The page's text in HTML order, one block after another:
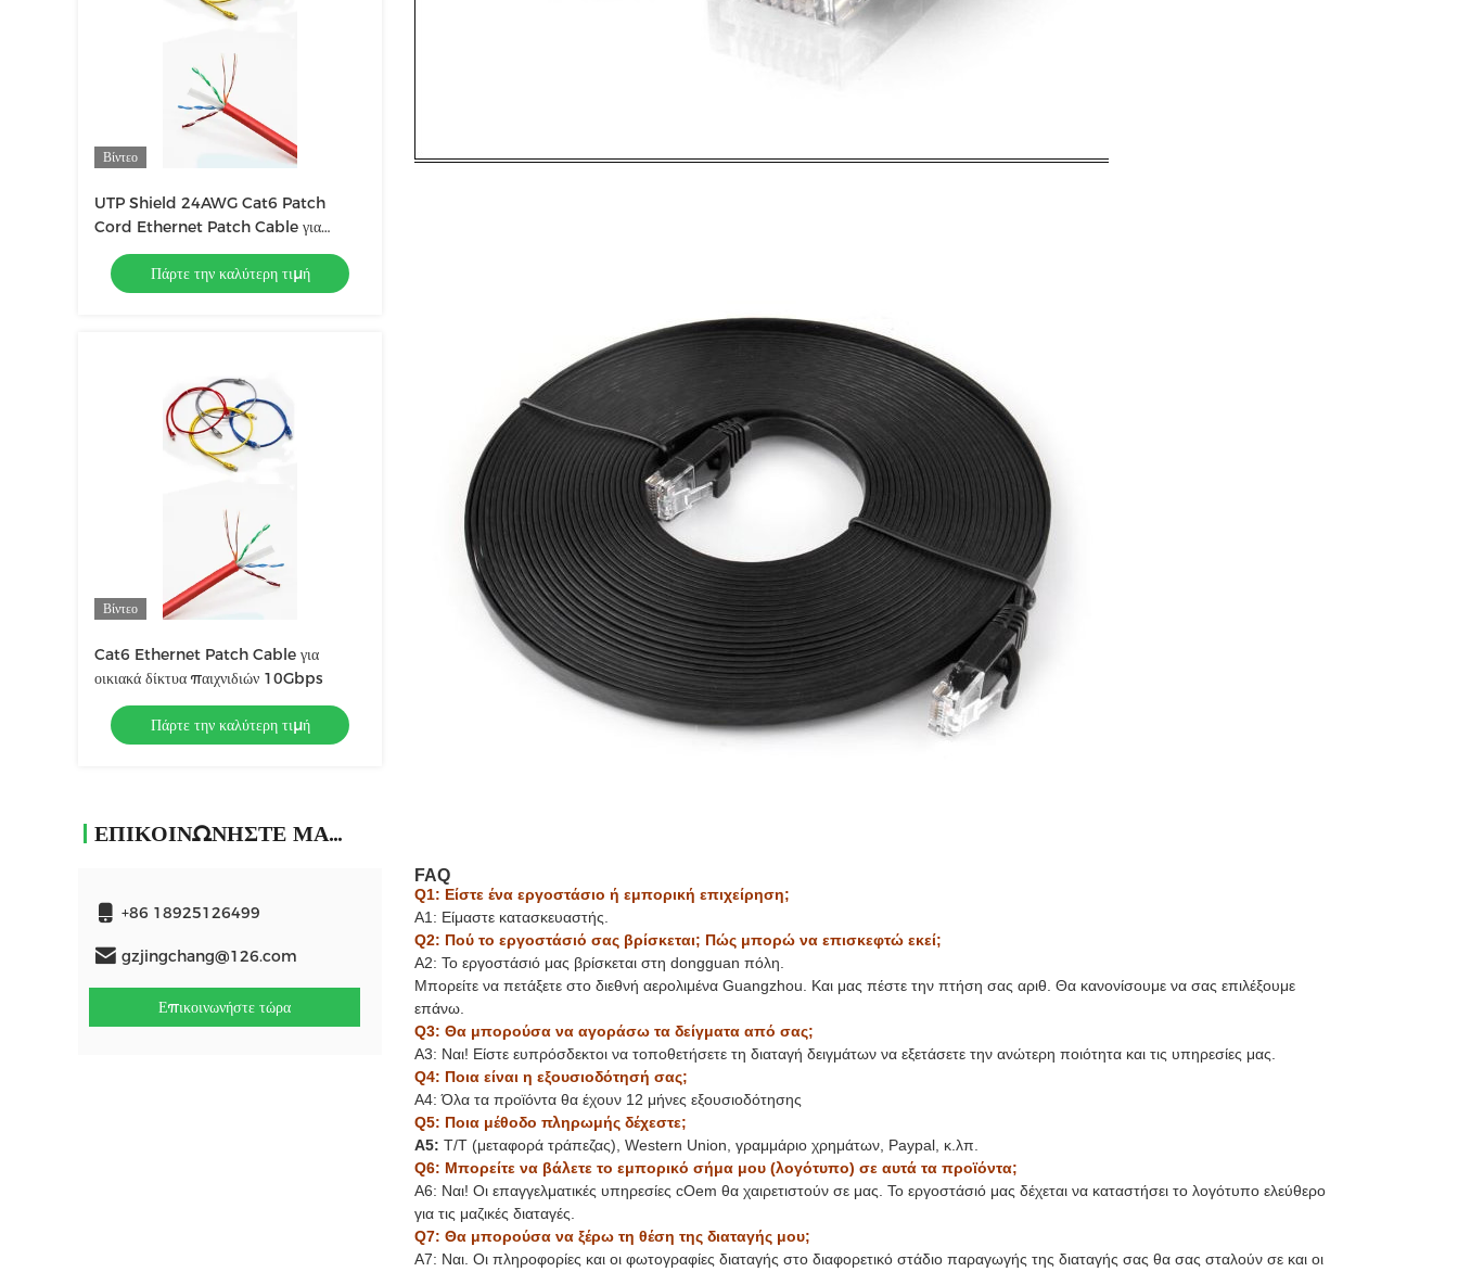
Βίντεο
UTP Shield 24AWG Cat6 Patch
Cord Ethernet Patch Cable για
απρόσκοπτη σύνδεση
Πάρτε την καλύτερη τιμή
Βίντεο
Cat6 Ethernet Patch Cable για
οικιακά δίκτυα παιχνιδιών 10Gbps
Πάρτε την καλύτερη τιμή
ΕΠΙΚΟΙΝΩΝΉΣΤΕ ΜΑΖΊ ΜΑΣ
+86 18925126499
gzjingchang@126.com
Επικοινωνήστε τώρα
FAQ
Q1: Είστε ένα εργοστάσιο ή εμπορική επιχείρηση;
Α1: Είμαστε κατασκευαστής.
Q2: Πού το εργοστάσιό σας βρίσκεται; Πώς μπορώ να επισκεφτώ εκεί;
A2: Το εργοστάσιό μας βρίσκεται στη dongguan πόλη.
Μπορείτε να πετάξετε στο διεθνή αερολιμένα Guangzhou. Και μας πέστε την πτήση σας αριθ. Θα κανονίσουμε να σας επιλέξουμε
επάνω.
Q3: Θα μπορούσα να αγοράσω τα δείγματα από σας;
A3: Ναι! Είστε ευπρόσδεκτοι να τοποθετήσετε τη διαταγή δειγμάτων να εξετάσετε την ανώτερη ποιότητα και τις υπηρεσίες μας.
Q4: Ποια είναι η εξουσιοδότησή σας;
A4: Όλα τα προϊόντα θα έχουν 12 μήνες εξουσιοδότησης
Q5: Ποια μέθοδο πληρωμής δέχεστε;
A5: T/T (μεταφορά τράπεζας), Western Union, γραμμάριο χρημάτων, Paypal, κ.λπ.
Q6: Μπορείτε να βάλετε το εμπορικό σήμα μου (λογότυπο) σε αυτά τα προϊόντα;
A6: Ναι! Οι επαγγελματικές υπηρεσίες cOem θα χαιρετιστούν σε μας. Το εργοστάσιό μας δέχεται να καταστήσει το λογότυπο ελεύθερο
για τις μαζικές διαταγές.
Q7: Θα μπορούσα να ξέρω τη θέση της διαταγής μου;
A7: Ναι. Οι πληροφορίες και οι φωτογραφίες διαταγής στο διαφορετικό στάδιο παραγωγής της διαταγής σας θα σας σταλούν σε και οι